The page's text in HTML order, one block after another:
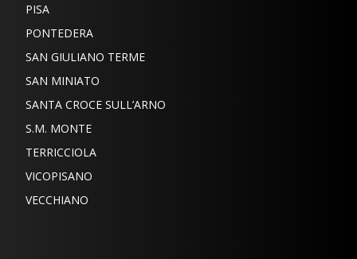
PISA
PONTEDERA
SAN GIULIANO TERME
SAN MINIATO
SANTA CROCE SULL’ARNO
S.M. MONTE
TERRICCIOLA
VICOPISANO
VECCHIANO